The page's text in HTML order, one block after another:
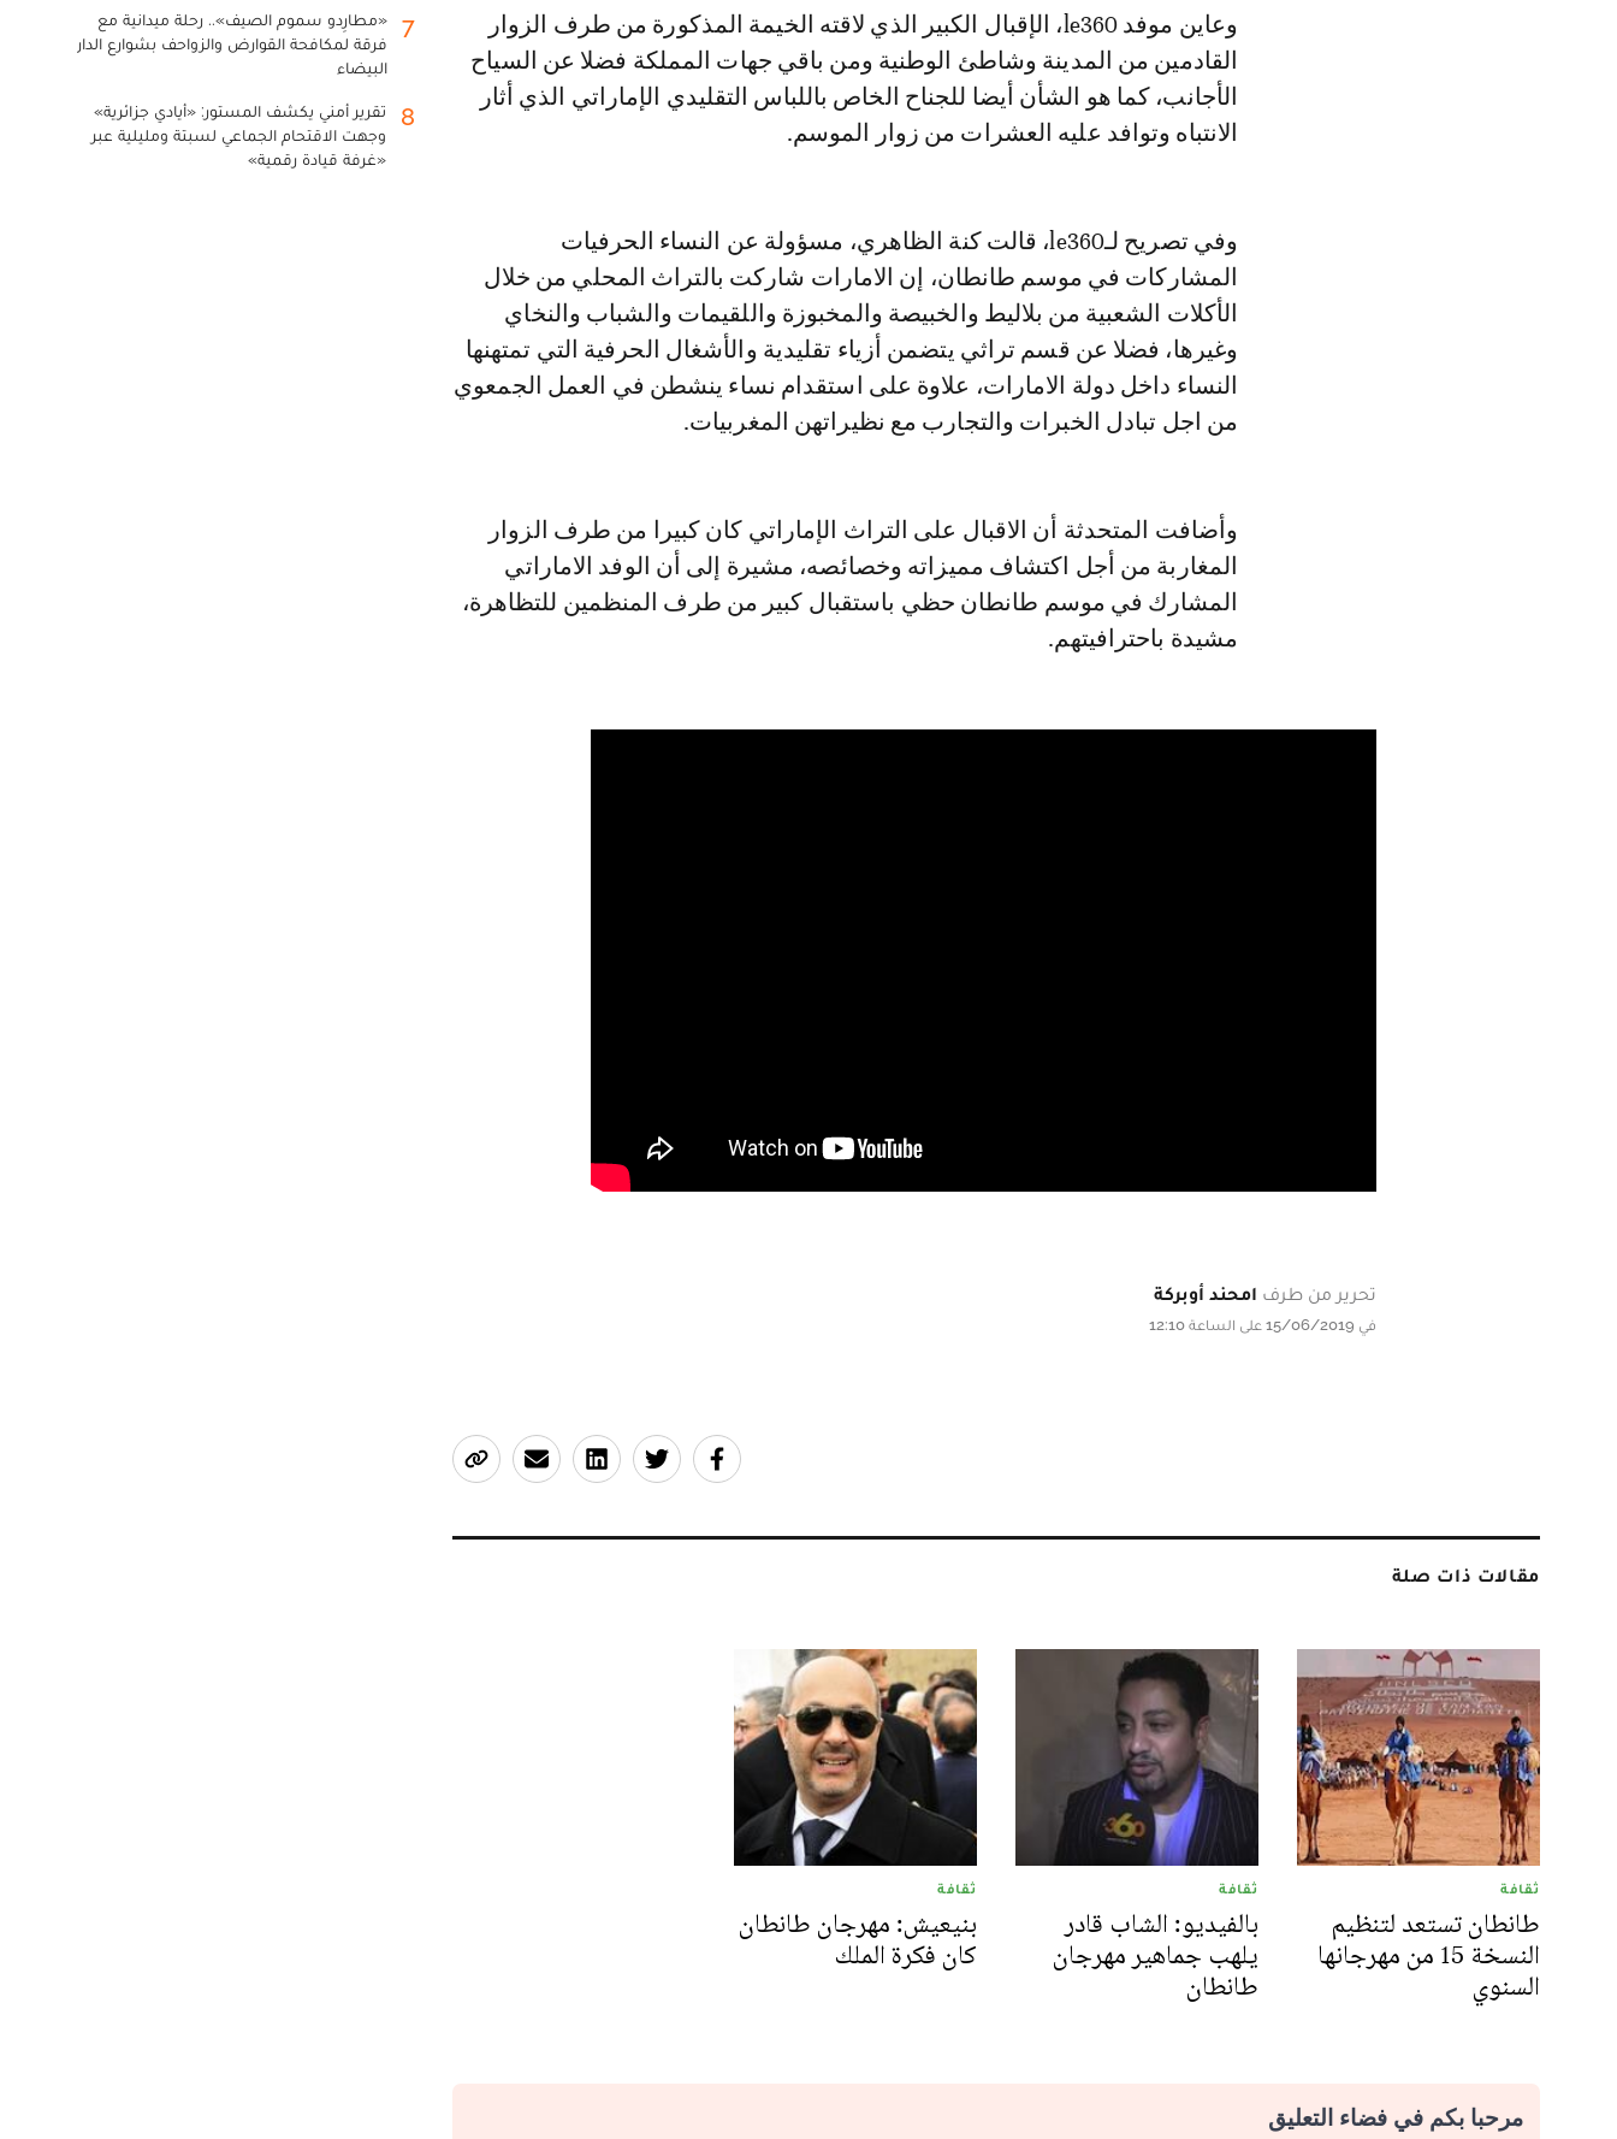
وعاين موفد le360، الإقبال الكبير الذي لاقته الخيمة المذكورة من طرف الزوار
القادمين من المدينة وشاطئ الوطنية ومن باقي جهات المملكة فضلا عن السياح
الأجانب، كما هو الشأن أيضا للجناح الخاص باللباس التقليدي الإماراتي الذي أثار
الانتباه وتوافد عليه العشرات من زوار الموسم.
وفي تصريح لـle360، قالت كنة الظاهري، مسؤولة عن النساء الحرفيات
المشاركات في موسم طانطان، إن الامارات شاركت بالتراث المحلي من خلال
الأكلات الشعبية من بلاليط والخبيصة والمخبوزة واللقيمات والشباب والنخاي
وغيرها، فضلا عن قسم تراثي يتضمن أزياء تقليدية والأشغال الحرفية التي تمتهنها
النساء داخل دولة الامارات، علاوة على استقدام نساء ينشطن في العمل الجمعوي
من اجل تبادل الخبرات والتجارب مع نظيراتهن المغربيات.
وأضافت المتحدثة أن الاقبال على التراث الإماراتي كان كبيرا من طرف الزوار
المغاربة من أجل اكتشاف مميزاته وخصائصه، مشيرة إلى أن الوفد الاماراتي
المشارك في موسم طانطان حظي باستقبال كبير من طرف المنظمين للتظاهرة،
مشيدة باحترافيتهم.
تحرير من طرف امحند أوبركة
في 15/06/2019 على الساعة 12:10
مقالات ذات صلة
ثقافة
طانطان تستعد لتنظيم
النسخة 15 من مهرجانها
السنوي
ثقافة
بالفيديو: الشاب قادر
يلهب جماهير مهرجان
طانطان
ثقافة
بنيعيش: مهرجان طانطان
كان فكرة الملك
مرحبا بكم في فضاء التعليق
7
«مطارِدو سموم الصيف».. رحلة ميدانية مع
فرقة لمكافحة القوارض والزواحف بشوارع الدار
البيضاء
8
تقرير أمني يكشف المستور: «أيادي جزائرية»
وجهت الاقتحام الجماعي لسبتة ومليلية عبر
«غرفة قيادة رقمية»